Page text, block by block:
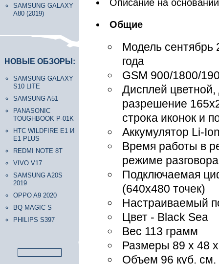
SAMSUNG GALAXY
A80 (2019)
НОВЫЕ ОБЗОРЫ:
SAMSUNG GALAXY
S10 LITE
SAMSUNG A51
PANASONIC
TOUGHBOOK P-01K
HTC WILDFIRE E1 И
E1 PLUS
REDMI NOTE 8T
VIVO V17
SAMSUNG A20S
2019
OPPO A9 2020
BQ MAGIC S
PHILIPS S397
Описание на
Общие
Модель сентябрь
года
GSM 900/1800/
Дисплей
разрешение
строка иконок и
Аккумулятор Li-
Время работы в
режиме
Подключаемая
(640x480 точек)
Настраиваемый
Цвет - Black Sea
Вес 113 грамм
Размеры 89 x 48
Объем 96 куб. см.